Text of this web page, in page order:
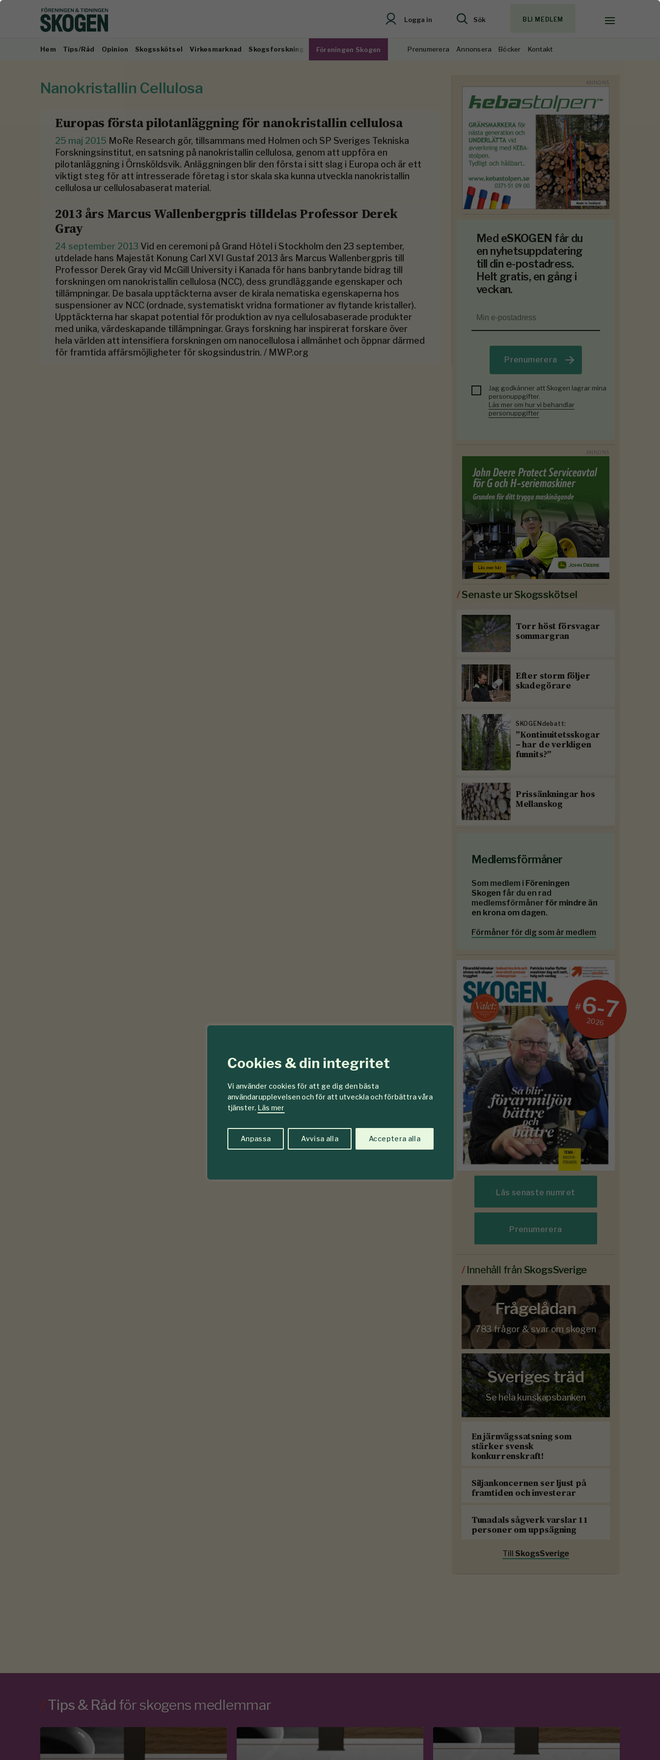
Cookies & din integritet
Vi använder cookies för att ge dig den bästa
användarupplevelsen och för att utveckla och förbättra våra
tjänster. Läs mer
Anpassa Avvisa alla Acceptera alla
Logga in Sök BLI MEDLEM
Hem Tips/Råd Opinion Skogsskötsel Virkesmarknad Skogsforskning Föreningen Skogen Prenumerera Annonsera Böcker Kontakt
Nanokristallin Cellulosa
Europas första pilotanläggning för nanokristallin cellulosa
25 maj 2015 MoRe Research gör, tillsammans med Holmen och SP Sveriges Tekniska
Forskningsinstitut, en satsning på nanokristallin cellulosa, genom att uppföra en
pilotanläggning i Örnsköldsvik. Anläggningen blir den första i sitt slag i Europa och är ett
viktigt steg för att intresserade företag i stor skala ska kunna utveckla nanokristallin
cellulosa ur cellulosabaserat material.
2013 års Marcus Wallenbergpris tilldelas Professor Derek
Gray
24 september 2013 Vid en ceremoni på Grand Hôtel i Stockholm den 23 september,
utdelade hans Majestät Konung Carl XVI Gustaf 2013 års Marcus Wallenbergpris till
Professor Derek Gray vid McGill University i Kanada för hans banbrytande bidrag till
forskningen om nanokristallin cellulosa (NCC), dess grundläggande egenskaper och
tillämpningar. De basala upptäckterna avser de kirala nematiska egenskaperna hos
suspensioner av NCC (ordnade, systematiskt vridna formationer av flytande kristaller).
Upptäckterna har skapat potential för produktion av nya cellulosabaserade produkter
med unika, värdeskapande tillämpningar. Grays forskning har inspirerat forskare över
hela världen att intensifiera forskningen om nanocellulosa i allmänhet och öppnar därmed
för framtida affärsmöjligheter för skogsindustrin. / MWP.org
Med eSKOGEN får du
en nyhetsuppdatering
till din e-postadress.
Helt gratis, en gång i
veckan.
Prenumerera
Jag godkänner att Skogen lagrar mina
personuppgifter.
Läs mer om hur vi behandlar
personuppgifter
/Senaste ur Skogsskötsel
Torr höst försvagar
sommargran
Efter storm följer
skadegörare
SKOGENdebatt:
”Kontinuitetsskogar
– har de verkligen
funnits?”
Prissänkningar hos
Mellanskog
Medlemsförmåner
Som medlem i Föreningen
Skogen får du en rad
medlemsförmåner för mindre än
en krona om dagen.
Förmåner för dig som är medlem
#6-7
2026
Läs senaste numret
Prenumerera
/ Innehåll från SkogsSverige
Frågelådan
783 frågor & svar om skogen
Sveriges träd
Se hela kunskapsbanken
En järnvägssatsning som
stärker svensk
konkurrenskraft!
Siljankoncernen ser ljust på
framtiden och investerar
Tunadals sågverk varslar 11
personer om uppsägning
Till SkogsSverige
/ Tips & Råd för skogens medlemmar